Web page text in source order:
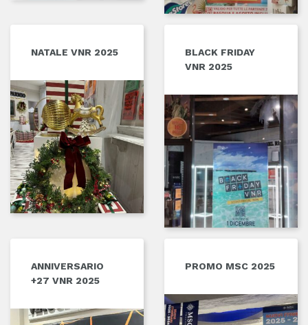
NATALE VNR 2025
BLACK FRIDAY
VNR 2025
ANNIVERSARIO
+27 VNR 2025
PROMO MSC 2025